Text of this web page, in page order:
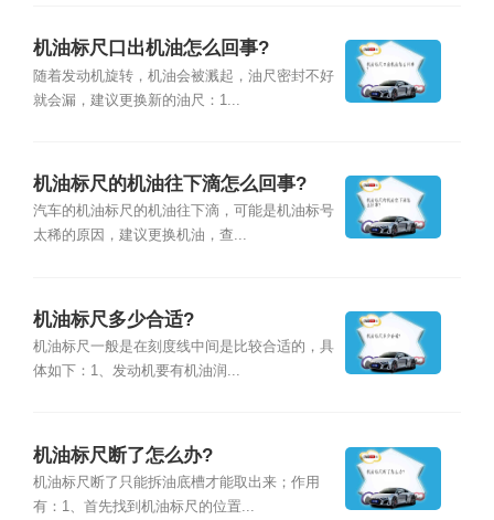
机油标尺口出机油怎么回事?
随着发动机旋转，机油会被溅起，油尺密封不好
就会漏，建议更换新的油尺：1...
机油标尺的机油往下滴怎么回事?
汽车的机油标尺的机油往下滴，可能是机油标号
太稀的原因，建议更换机油，查...
机油标尺多少合适?
机油标尺一般是在刻度线中间是比较合适的，具
体如下：1、发动机要有机油润...
机油标尺断了怎么办?
机油标尺断了只能拆油底槽才能取出来；作用
有：1、首先找到机油标尺的位置...